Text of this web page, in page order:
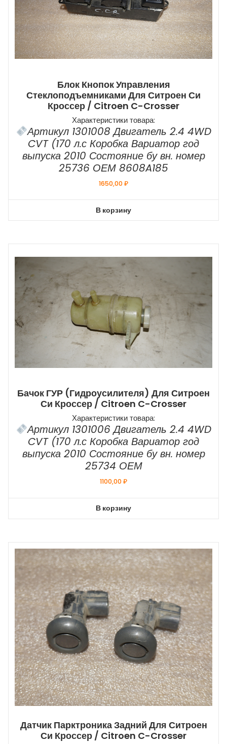
Блок Кнопок Управления
Стеклоподъемниками Для Ситроен Си
Кроссер / Citroen C-Crosser
Характеристики товара:
Артикул 1301008 Двигатель 2.4 4WD
CVT (170 л.с Коробка Вариатор год
выпуска 2010 Состояние бу вн. номер
25736 ОЕМ 8608A185
1650,00₽
В корзину
Бачок ГУР (гидроусилителя) Для Ситроен
Си Кроссер / Citroen C-Crosser
Характеристики товара:
Артикул 1301006 Двигатель 2.4 4WD
CVT (170 л.с Коробка Вариатор год
выпуска 2010 Состояние бу вн. номер
25734 ОЕМ
1100,00₽
В корзину
Датчик Парктроника Задний Для Ситроен
Си Кроссер / Citroen C-Crosser